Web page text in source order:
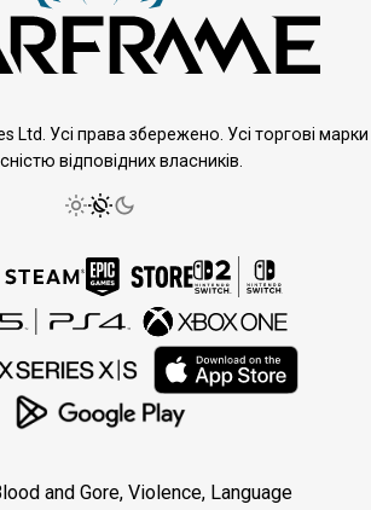
Ltd. Усі права збережено. Усі торгові марки
відповідних власників.
and Gore, Violence, Language